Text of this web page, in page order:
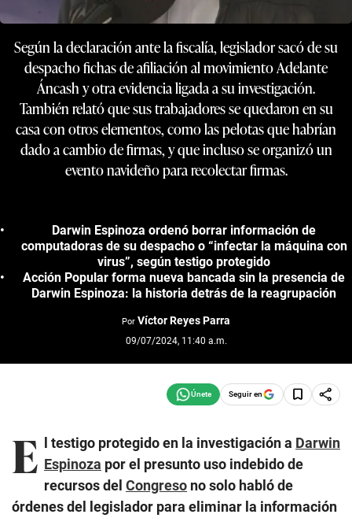
Según la declaración ante la fiscalía, legislador sacó de su
despacho fichas de afiliación al movimiento Adelante
Áncash y otra evidencia ligada a su investigación.
También relató que sus trabajadores se quedaron en su
casa con otros elementos, como las pelotas que habrían
dado a cambio de firmas, y que incluso se organizó un
evento navideño para recolectar firmas.
Darwin Espinoza ordenó borrar información de
computadoras de su despacho o “infectar la máquina con
virus”, según testigo protegido
Acción Popular forma nueva bancada sin la presencia de
Darwin Espinoza: la historia detrás de la reagrupación
Por Víctor Reyes Parra
09/07/2024, 11:40 a.m.
Seguir en
E l testigo protegido en la investigación a Darwin
Espinoza por el presunto uso indebido de
recursos del Congreso no solo habló de
órdenes del legislador para eliminar la información